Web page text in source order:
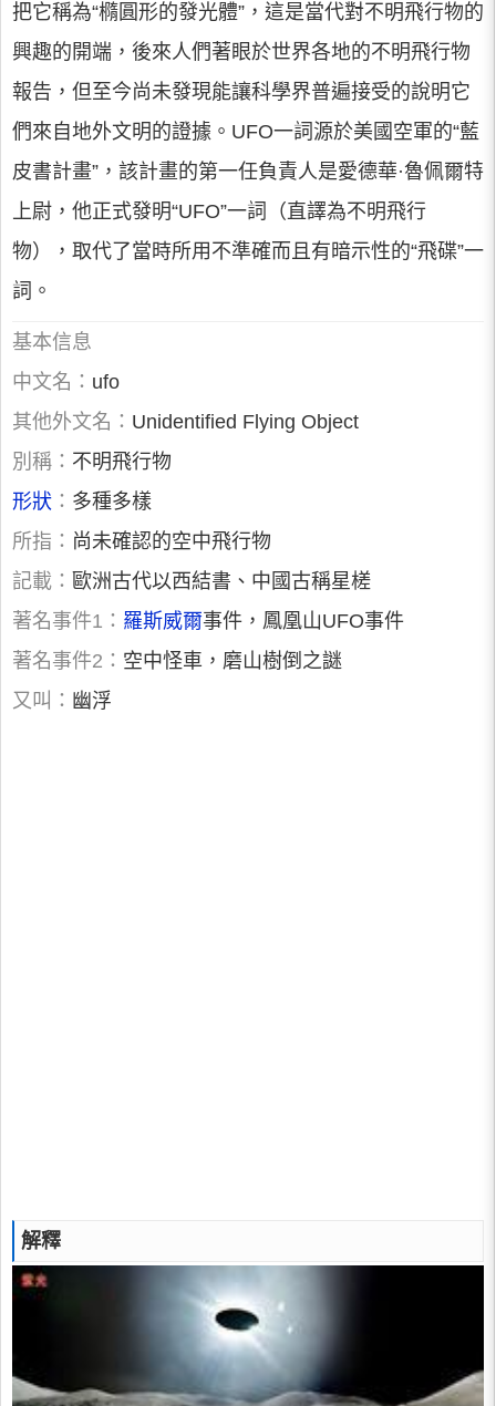
把它稱為“橢圓形的發光體”，這是當代對不明飛行物的
興趣的開端，後來人們著眼於世界各地的不明飛行物
報告，但至今尚未發現能讓科學界普遍接受的說明它
們來自地外文明的證據。UFO一詞源於美國空軍的“藍
皮書計畫”，該計畫的第一任負責人是愛德華·魯佩爾特
上尉，他正式發明“UFO”一詞（直譯為不明飛行
物），取代了當時所用不準確而且有暗示性的“飛碟”一
詞。
基本信息
中文名： ufo
其他外文名： Unidentified Flying Object
別稱： 不明飛行物
形狀 ： 多種多樣
所指： 尚未確認的空中飛行物
記載： 歐洲古代以西結書、中國古稱星槎
著名事件1： 羅斯威爾事件，鳳凰山UFO事件
著名事件2： 空中怪車，磨山樹倒之謎
又叫： 幽浮
解釋